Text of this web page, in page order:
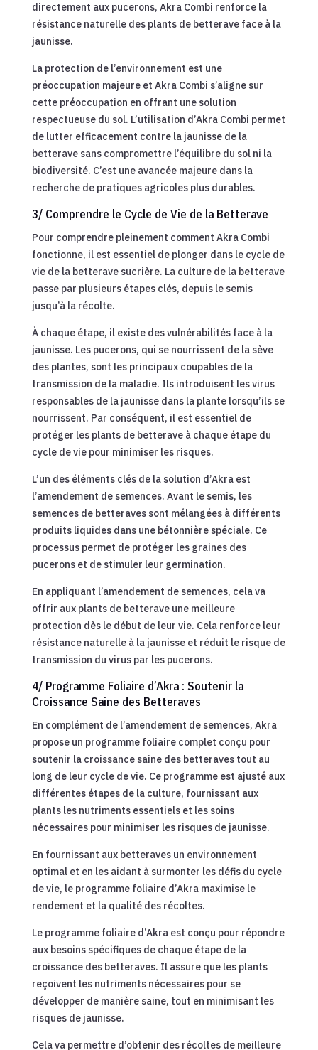
directement aux pucerons, Akra Combi renforce la
résistance naturelle des plants de betterave face à la
jaunisse.
La protection de l’environnement est une
préoccupation majeure et Akra Combi s’aligne sur
cette préoccupation en offrant une solution
respectueuse du sol. L’utilisation d’Akra Combi permet
de lutter efficacement contre la jaunisse de la
betterave sans compromettre l’équilibre du sol ni la
biodiversité. C’est une avancée majeure dans la
recherche de pratiques agricoles plus durables.
3/ Comprendre le Cycle de Vie de la Betterave
Pour comprendre pleinement comment Akra Combi
fonctionne, il est essentiel de plonger dans le cycle de
vie de la betterave sucrière. La culture de la betterave
passe par plusieurs étapes clés, depuis le semis
jusqu’à la récolte.
À chaque étape, il existe des vulnérabilités face à la
jaunisse. Les pucerons, qui se nourrissent de la sève
des plantes, sont les principaux coupables de la
transmission de la maladie. Ils introduisent les virus
responsables de la jaunisse dans la plante lorsqu’ils se
nourrissent. Par conséquent, il est essentiel de
protéger les plants de betterave à chaque étape du
cycle de vie pour minimiser les risques.
L’un des éléments clés de la solution d’Akra est
l’amendement de semences. Avant le semis, les
semences de betteraves sont mélangées à différents
produits liquides dans une bétonnière spéciale. Ce
processus permet de protéger les graines des
pucerons et de stimuler leur germination.
En appliquant l’amendement de semences, cela va
offrir aux plants de betterave une meilleure
protection dès le début de leur vie. Cela renforce leur
résistance naturelle à la jaunisse et réduit le risque de
transmission du virus par les pucerons.
4/ Programme Foliaire d’Akra : Soutenir la
Croissance Saine des Betteraves
En complément de l’amendement de semences, Akra
propose un programme foliaire complet conçu pour
soutenir la croissance saine des betteraves tout au
long de leur cycle de vie. Ce programme est ajusté aux
différentes étapes de la culture, fournissant aux
plants les nutriments essentiels et les soins
nécessaires pour minimiser les risques de jaunisse.
En fournissant aux betteraves un environnement
optimal et en les aidant à surmonter les défis du cycle
de vie, le programme foliaire d’Akra maximise le
rendement et la qualité des récoltes.
Le programme foliaire d’Akra est conçu pour répondre
aux besoins spécifiques de chaque étape de la
croissance des betteraves. Il assure que les plants
reçoivent les nutriments nécessaires pour se
développer de manière saine, tout en minimisant les
risques de jaunisse.
Cela va permettre d’obtenir des récoltes de meilleure